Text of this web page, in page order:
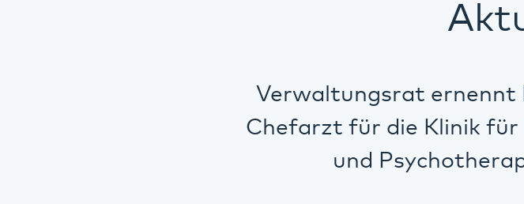
Verwaltungsrat ernennt
Chefarzt für die Klinik für
und